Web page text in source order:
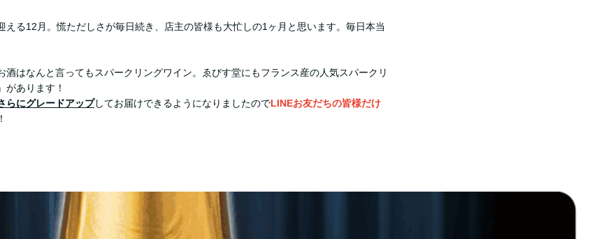
える12月。慌ただしさが毎日続き、店主の皆様も大忙しの1ヶ月と思います。毎日本当
酒はなんと言ってもスパークリングワイン。ゑびす堂にもフランス産の人気スパークリ
があります！
らにグレードアップしてお届けできるようになりましたのでLINEお友だちの皆様だけ